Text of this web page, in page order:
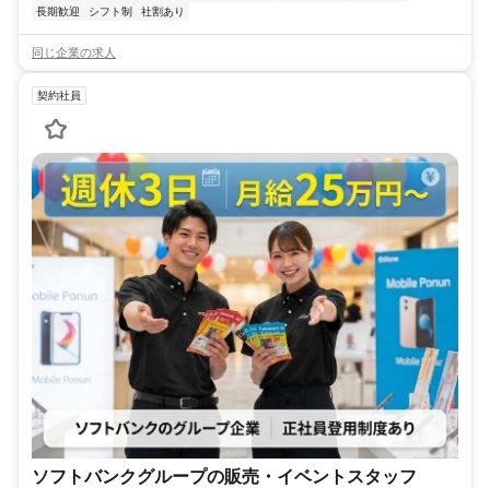
長期歓迎
シフト制 社割あり
同じ企業の求人
契約社員
ソフトバンクグループの販売・イベントスタッフ